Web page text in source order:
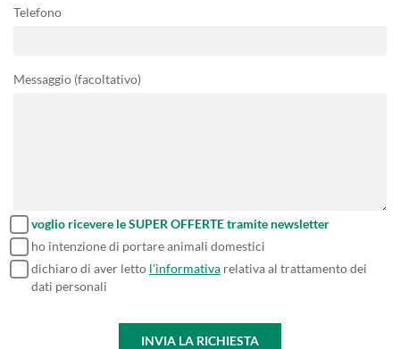
Telefono
Messaggio (facoltativo)
voglio ricevere le SUPER OFFERTE tramite newsletter
ho intenzione di portare animali domestici
dichiaro di aver letto l'informativa relativa al trattamento dei
dati personali
INVIA LA RICHIESTA